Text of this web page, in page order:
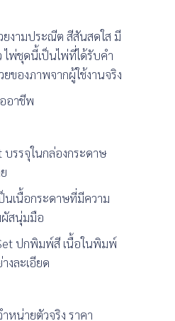
ยงามประณีต สีสันสดใส มี
ไพ่ชุดนี้เป็นไพ่ที่ได้รับคำ
ของภาพจากผู้ใช้งานจริง
อาชีพ
บรรจุในกล่องกระดาษ
นเนื้อกระดาษที่มีความ
ผัสนุ่มมือ
ปกพิมพ์สี เนื้อในพิมพ์
งละเอียด
หน่ายตัวจริง ราคา